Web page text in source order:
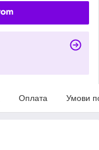
Оплата Умови